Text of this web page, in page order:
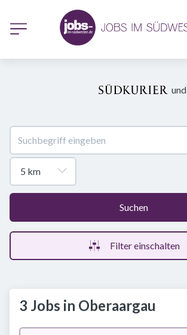
und
Suchen
Filter einschalten
3 Jobs in Oberaargau